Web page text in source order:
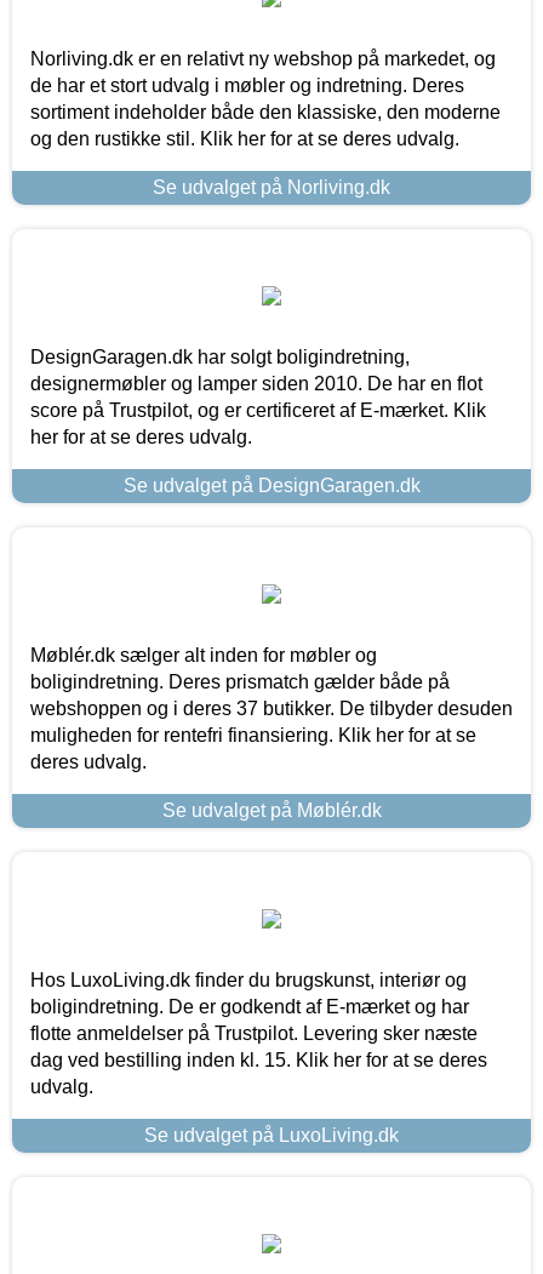
Norliving.dk er en relativt ny webshop på markedet, og
de har et stort udvalg i møbler og indretning. Deres
sortiment indeholder både den klassiske, den moderne
og den rustikke stil. Klik her for at se deres udvalg.
Se udvalget på Norliving.dk
DesignGaragen.dk har solgt boligindretning,
designermøbler og lamper siden 2010. De har en flot
score på Trustpilot, og er certificeret af E-mærket. Klik
her for at se deres udvalg.
Se udvalget på DesignGaragen.dk
Møblér.dk sælger alt inden for møbler og
boligindretning. Deres prismatch gælder både på
webshoppen og i deres 37 butikker. De tilbyder desuden
muligheden for rentefri finansiering. Klik her for at se
deres udvalg.
Se udvalget på Møblér.dk
Hos LuxoLiving.dk finder du brugskunst, interiør og
boligindretning. De er godkendt af E-mærket og har
flotte anmeldelser på Trustpilot. Levering sker næste
dag ved bestilling inden kl. 15. Klik her for at se deres
udvalg.
Se udvalget på LuxoLiving.dk